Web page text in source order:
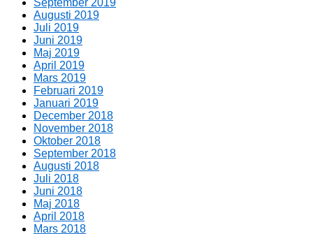
Augusti 2019
Juli 2019
Juni 2019
Maj 2019
April 2019
Mars 2019
Februari 2019
Januari 2019
December 2018
November 2018
Oktober 2018
September 2018
Augusti 2018
Juli 2018
Juni 2018
Maj 2018
April 2018
Mars 2018